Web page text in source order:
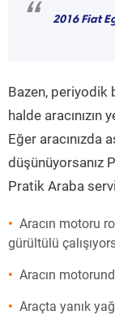
“ 2016 Fiat
Bazen, periyodik
halde
Eğer aracınızda
düşünüyorsanız
Pratik Araba
Aracın motoru
gürültülü
Aracın
Araçta yanık